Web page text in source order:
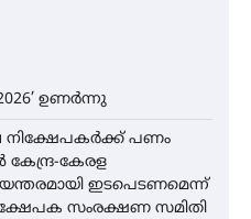
ഉണർന്നു
നിക്ഷേപകർക്ക് പണം
കേന്ദ്ര-കേരള
ഇടപെടണമെന്ന്
സംരക്ഷണ സമിതി